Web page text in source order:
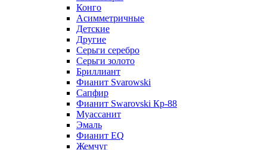
Конго
Асимметричные
Детские
Другие
Серьги серебро
Серьги золото
Бриллиант
Фианит Svarowski
Сапфир
Фианит Swarovski Кр-88
Муассанит
Эмаль
Фианит EQ
Жемчуг